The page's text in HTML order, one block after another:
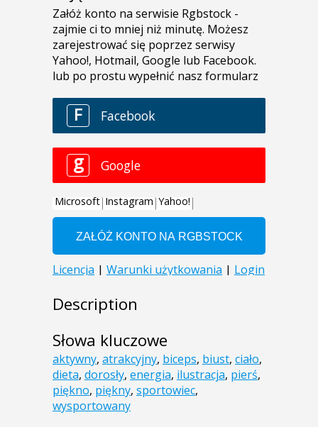
Description
Słowa kluczowe
aktywny, atrakcyjny, biceps, biust, ciało,
dieta, dorosły, energia, ilustracja, pierś,
piękno, piękny, sportowiec,
wysportowany